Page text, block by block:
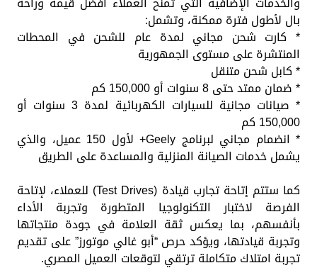
بال لأطول فترة ممكنة، وتشمل:
* كارت شحن مجاني لمدة عام للشحن في المحطات
المنتشرة على مستوى الجمهورية
* كابل شحن متنقل
* ضمان ممتد حتى 8 سنوات أو 150,000 كم
* صيانات مجانية للسيارات الكهربائية لمدة 3 سنوات أو
150,000 كم
* انضمام مجاني لبرنامج Geely+ لأول 150 عميل، والذي
يشمل خدمات الصيانة المنزلية والمساعدة على الطريق
كما ستتم إتاحة تجارب قيادة (Test Drives) للعملاء، لإتاحة
الفرصة لاختبار التكنولوجيا المتطورة وتجربة الأداء
بأنفسهم، بما يعكس ثقة العلامة في جودة منتجاتها
وتجربة قيادتها، ويؤكد حرص “أبو غالي موتورز” على تقديم
تجربة امتلاك متكاملة ترتقي لتوقعات العميل المصري.